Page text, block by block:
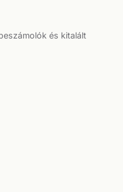
és kitalált